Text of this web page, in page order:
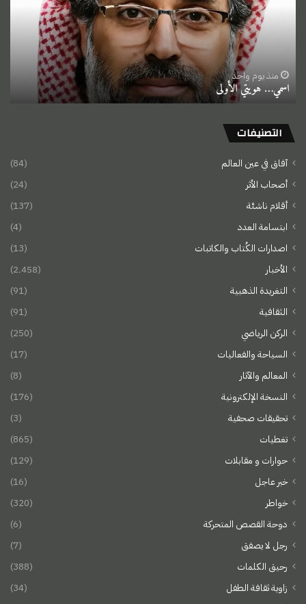
منذ يوم واحد
اسمي… هويتي الأولى
التصنيفات
آفاق في عين العالم
(84)
أصحاب الأثر
(24)
أقلام ناشئة
(137)
ابتسامة العدد
(4)
اصدارات الكُتاب والكاتبات
(13)
الأخبار
(2٬458)
التغريدة الذهبية
(91)
الثقافية
(91)
الركن الرياضي
(250)
السياحة والفعاليات
(17)
المعالم والآثار
(8)
النسخة الإلكترونية
(176)
تحقيقات صحفية
(3)
تغطيات
(865)
حوارات و مقابلات
(129)
خبر عاجل
(16)
خواطر
(320)
دوحة القصص المتحركة
(6)
رجل لا يصفق
(7)
رحيق الكلمات
(388)
زاوية ثقافة الطفل
(34)